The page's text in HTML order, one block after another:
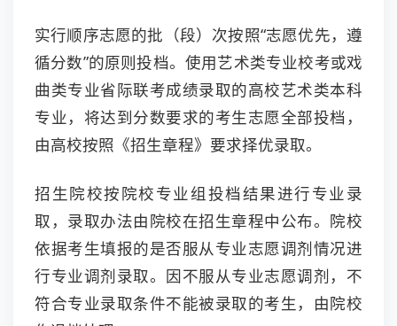
实行顺序志愿的批（段）次按照“志愿优先，遵
循分数”的原则投档。使用艺术类专业校考或戏
曲类专业省际联考成绩录取的高校艺术类本科
专业，将达到分数要求的考生志愿全部投档，
由高校按照《招生章程》要求择优录取。
招生院校按院校专业组投档结果进行专业录
取，录取办法由院校在招生章程中公布。院校
依据考生填报的是否服从专业志愿调剂情况进
行专业调剂录取。因不服从专业志愿调剂，不
符合专业录取条件不能被录取的考生，由院校